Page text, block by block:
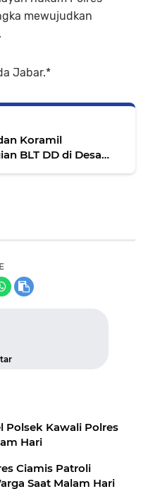
mewujudkan
Jabar.*
Koramil
BLT DD di Desa
Polsek Kawali Polres
Hari
Ciamis Patroli
Saat Malam Hari